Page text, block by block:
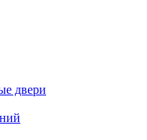
двери